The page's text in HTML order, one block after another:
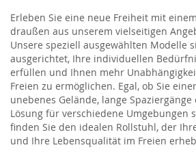
Erleben Sie eine neue Freiheit mit
draußen aus unserem vielseitigen
Unsere speziell ausgewählten Modelle
ausgerichtet, Ihre individuellen
erfüllen und Ihnen mehr
Freien zu ermöglichen. Egal, ob Sie
unebenes Gelände, lange
Lösung für verschiedene Umgebungen
finden Sie den idealen Rollstuhl, der
und Ihre Lebensqualität im Freien